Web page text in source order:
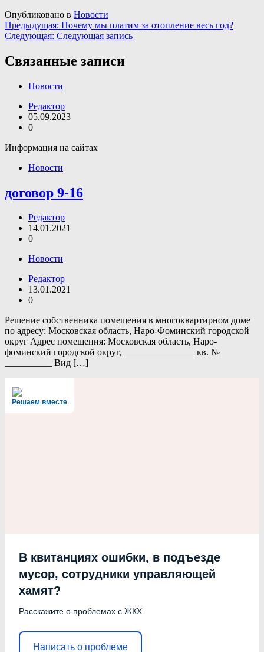
Опубликовано в Новости
Навигация
по
записям
Предыдущая: Почему мы платим за отопление весь год?
Следующая: Следующая запись
Связанные записи
Новости
Редактор
05.09.2023
0
Информация на сайтах
Новости
договор 9-16
Редактор
14.01.2021
0
Новости
Редактор
13.01.2021
0
Решение собственника помещения в многоквартирном доме
по адресу: Московская область, Наро-Фоминский городской
округ Адрес помещения: Московская область, Наро-
фоминский городской округ, _______________ кв. №
__________ Вид […]
Решаем вместе
В квитанциях ошибки, в подъезде
мусор, сотрудники управляющей
хамят?
Расскажите о проблемах с ЖКХ
Написать о проблеме